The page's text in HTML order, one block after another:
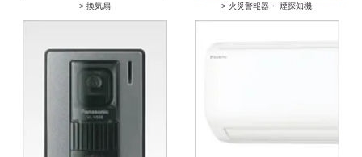
> 換気扇 > 火災警報器・ 煙探知機